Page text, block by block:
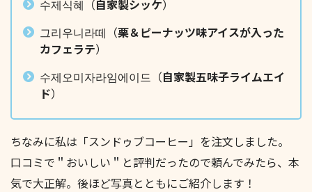
수제식혜（自家製シッケ）
그리우니라떼（栗＆ピーナッツ味アイスが入った
カフェラテ）
수제오미자라임에이드（自家製五味子ライムエイ
ド）
ちなみに私は「スンドゥブコーヒー」を注文しました。
口コミで＂おいしい＂と評判だったので頼んでみたら、本
気で大正解。後ほど写真とともにご紹介します！